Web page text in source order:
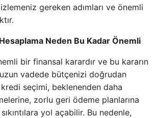
gereken adımları ve önemli
Neden Bu Kadar Önemli
bir finansal karardır ve bu kararın
vadede bütçenizi doğrudan
seçimi, beklenenden daha
zorlu geri ödeme planlarına
yol açabilir. Bu nedenle,